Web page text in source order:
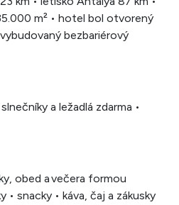
m² • hotel bol otvorený
bezbariérový
a ležadlá zdarma •
obed a večera formou
• snacky • káva, čaj a zákusky